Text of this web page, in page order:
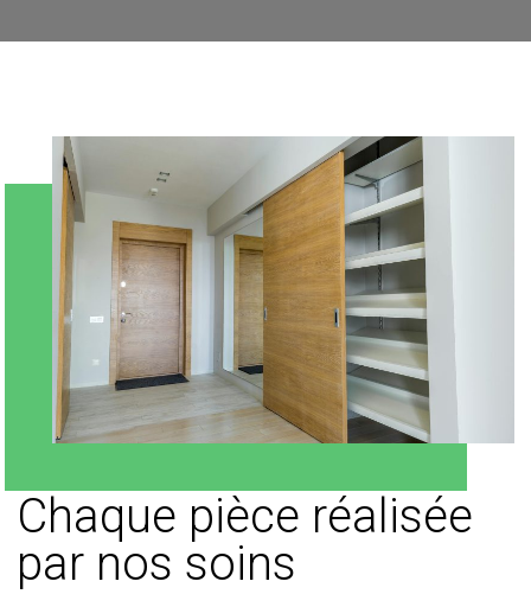
Chaque pièce réalisée
par nos soins